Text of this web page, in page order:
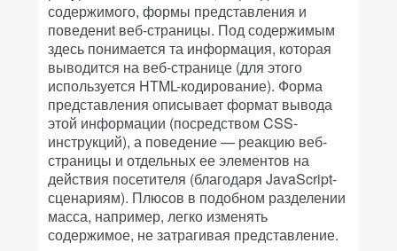
содержимого, формы представления и
поведениt веб-страницы. Под содержимым
здесь понимается та информация, которая
выводится на веб-странице (для этого
используется HTML-кодирование). Форма
представления описывает формат вывода
этой информации (посредством CSS-
инструкций), а поведение — реакцию веб-
страницы и отдельных ее элементов на
действия посетителя (благодаря JavaScript-
сценариям). Плюсов в подобном разделении
масса, например, легко изменять
содержимое, не затрагивая представление.